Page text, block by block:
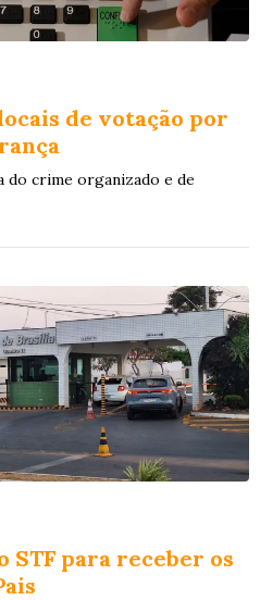
de votação por
do crime organizado e de
STF para receber os